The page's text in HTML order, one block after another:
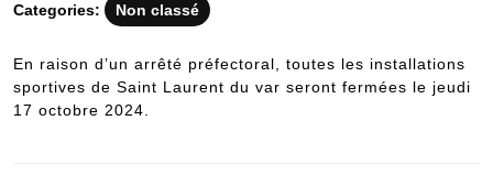
Categories: Non classé
En raison d’un arrêté préfectoral, toutes les installations
sportives de Saint Laurent du var seront fermées le jeudi
17 octobre 2024.